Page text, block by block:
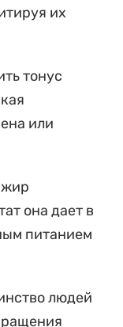
их
тонус
или
жир
она дает в
питанием
людей